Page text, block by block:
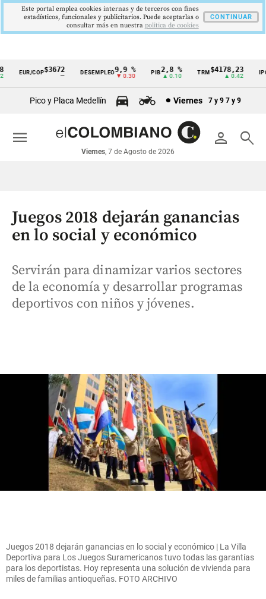
Cintillo
económicos
Colombia
EUR/COP$3672 DESEMPLEO 9,9 %
▼ 0.30
2,8 %
▲ 0.10
TRM$4178,23
▲ 0.42
Pico y Placa Medellín Viernes 7 y 9 7 y 9
person search
Viernes, 7 de Agosto de 2026
menu
Juegos 2018 dejarán ganancias
en lo social y económico
Servirán para dinamizar varios sectores
de la economía y desarrollar programas
deportivos con niños y jóvenes.
Juegos 2018 dejarán ganancias en lo social y económico | La Villa
Deportiva para Los Juegos Suramericanos tuvo todas las garantías
para los deportistas. Hoy representa una solución de vivienda para
miles de familias antioqueñas. FOTO ARCHIVO
Este portal emplea cookies internas y de terceros con fines
estadísticos, funcionales y publicitarios. Puede aceptarlas o
consultar más en nuestra politica de cookies
CONTINUAR